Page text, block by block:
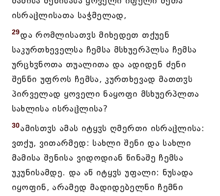
ისრაჱლისათა საჭმელად,
29და რომლისათჳს მიხედეთ თქუენ
საკურთხეველსა ჩემსა მსხუერპლსა ჩემსა
ურცხჳნოთა თუალითა და ადიდენ ძენი
შენნი უფროს ჩემსა, კურთხევად მათთჳს
პირველად ყოველი ნაყოფი მსხუერპლთა
სახლისა ისრაჱლისა?
30ამისთჳს ამას იტყჳს ღმერთი ისრაჱლისა:
ვთქუ, ვითარმედ: სახლი შენი და სახლი
მამისა შენისა ვიდოდიან წინაშე ჩემსა
უკუნისამდე. და აწ იტყჳს უფალი: ნუსადა
იყოფინ, არამედ მადიდებელნი ჩემნი